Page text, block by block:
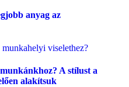
anyag az
A stílust a
alakítsuk